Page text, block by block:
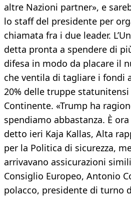
altre Nazioni partner», e
lo staff del presidente per
chiamata fra i due leader.
detta pronta a spendere di
difesa in modo da placare il
che ventila di tagliare i fondi
20% delle truppe statunitensi
Continente. «Trump ha
spendiamo abbastanza. È
detto ieri Kaja Kallas, Alta
per la Politica di sicurezza,
arrivavano assicurazioni
Consiglio Europeo, Antonio
polacco, presidente di turno